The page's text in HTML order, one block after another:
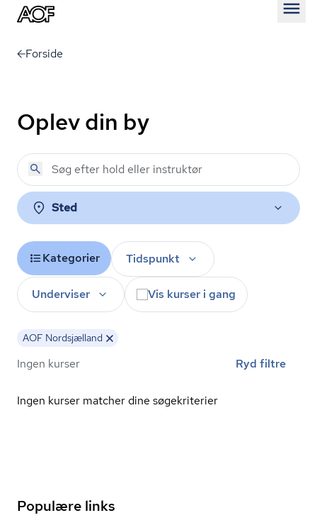
Forside
Oplev din by
Sted
Kategorier Tidspunkt
Underviser Vis kurser i gang
AOF Nordsjælland
Ingen kurser Ryd filtre
Ingen kurser matcher dine søgekriterier
Populære links